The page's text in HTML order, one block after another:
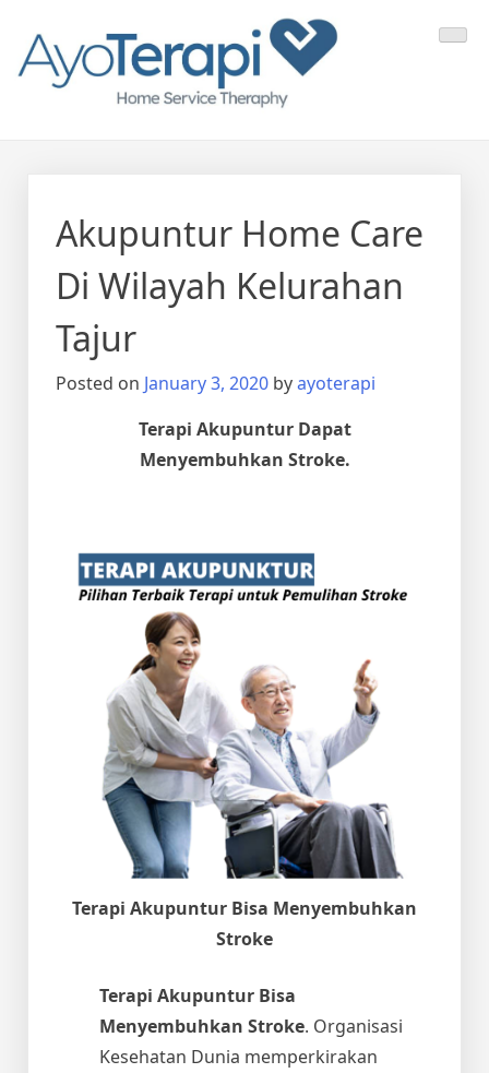
content
Ayo Terapi
Akupuntur Home Care
Di Wilayah Kelurahan
Tajur
Posted on January 3, 2020 byayoterapi
Terapi Akupuntur Dapat
Menyembuhkan Stroke.
Terapi Akupuntur Bisa Menyembuhkan
Stroke
Terapi Akupuntur Bisa
Menyembuhkan Stroke. Organisasi
Kesehatan Dunia memperkirakan